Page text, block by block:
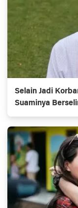
Selain Jadi
Suaminya
Termasuk